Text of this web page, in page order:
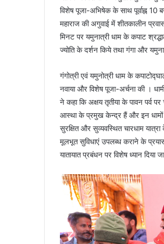
विशेष पूजा-अभिषेक के साथ पूर्वाह्न
महाराज की अगुवाई में शीतकालीन
मिनट पर यमुनात्री धाम के कपाट
ज्योति के दर्शन किये तथा गंगा और
गंगोत्री एवं यमुनोत्री धाम के
नवाया और विशेष पूजा-अर्चना की ।
ने कहा कि अक्षय तृतीया के पावन पर्व
आस्था के प्रमुख केन्द्र हैं और इन धामों
सुरक्षित और सुव्यवस्थित चारधाम
मूलभूत सुविधाएं उपलब्ध कराने के
यातायात प्रबंधन पर विशेष ध्यान दिया